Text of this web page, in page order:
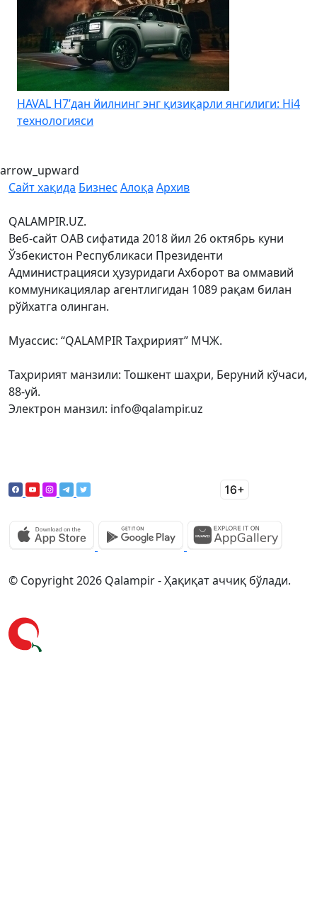
Kia Uzbekistan – Kia Sonet учун йиллик 0% дан
бошланадиган муддатли тўловни эълон қилди
arrow_upward
Сайт хақида Бизнес Алоқа Архив
QALAMPIR.UZ.
Веб-сайт ОАВ сифатида 2018 йил 26 октябрь куни
Ўзбекистон Республикаси Президенти
Администрацияси ҳузуридаги Ахборот ва оммавий
коммуникациялар агентлигидан 1089 рақам билан
рўйхатга олинган.
Муассис: “QALAMPIR Таҳририят” МЧЖ.
Таҳририят манзили: Тошкент шаҳри, Беруний кўчаси,
88-уй.
Электрон манзил: info@qalampir.uz
© Copyright 2026 Qalampir - Ҳақиқат аччиқ бўлади.